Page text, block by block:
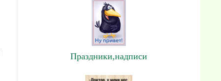
Праздники,надписи